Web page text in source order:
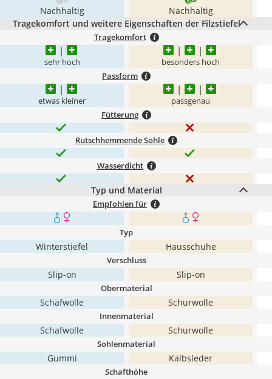
Nachhaltig
Nachhaltig
Tragekomfort und weitere Eigenschaften der Filzstiefel
Tragekomfort
sehr hoch besonders hoch
Passform
etwas kleiner passgenau
Fütterung
Rutschhemmende Sohle
Wasserdicht
Typ und Material
Empfohlen für
Typ
Winterstiefel Hausschuhe
Verschluss
Slip-on Slip-on
Obermaterial
Schafwolle Schurwolle
Innenmaterial
Schafwolle Schurwolle
Sohlenmaterial
Gummi Kalbsleder
Schafthöhe